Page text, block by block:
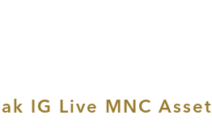
IG Live MNC Asset